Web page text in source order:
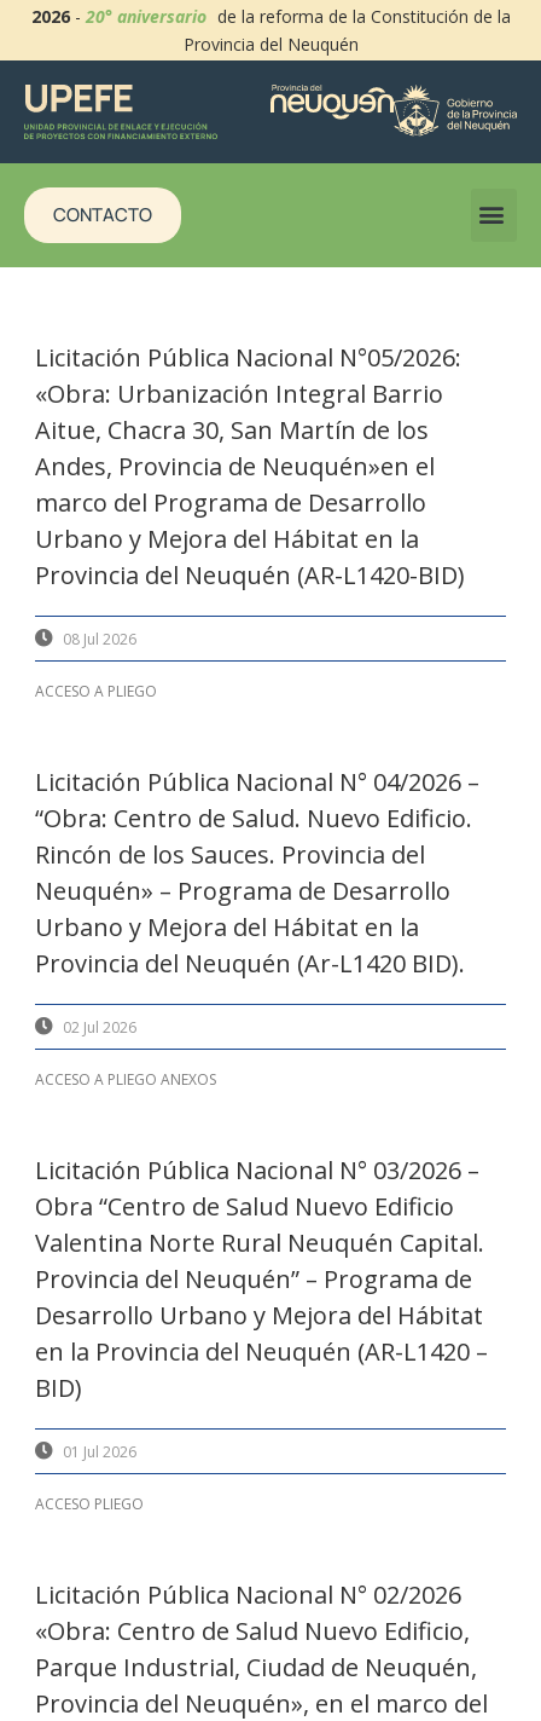
2026-20° aniversario de la reforma de la Constitución de la
Provincia del Neuquén
CONTACTO
Licitación Pública Nacional N°05/2026:
«Obra: Urbanización Integral Barrio
Aitue, Chacra 30, San Martín de los
Andes, Provincia de Neuquén»en el
marco del Programa de Desarrollo
Urbano y Mejora del Hábitat en la
Provincia del Neuquén (AR-L1420-BID)
08 Jul 2026
ACCESO A PLIEGO
Licitación Pública Nacional N° 04/2026 –
“Obra: Centro de Salud. Nuevo Edificio.
Rincón de los Sauces. Provincia del
Neuquén» – Programa de Desarrollo
Urbano y Mejora del Hábitat en la
Provincia del Neuquén (Ar-L1420 BID).
02 Jul 2026
ACCESO A PLIEGO ANEXOS
Licitación Pública Nacional N° 03/2026 –
Obra “Centro de Salud Nuevo Edificio
Valentina Norte Rural Neuquén Capital.
Provincia del Neuquén” – Programa de
Desarrollo Urbano y Mejora del Hábitat
en la Provincia del Neuquén (AR-L1420 –
BID)
01 Jul 2026
ACCESO PLIEGO
Licitación Pública Nacional N° 02/2026
«Obra: Centro de Salud Nuevo Edificio,
Parque Industrial, Ciudad de Neuquén,
Provincia del Neuquén», en el marco del